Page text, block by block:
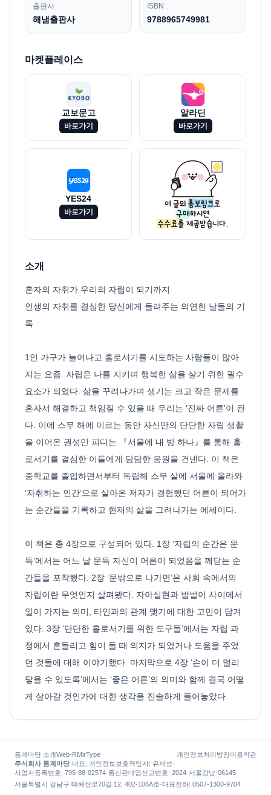
출판사
해냄출판사
ISBN
9788965749981
마켓플레이스
교보문고
바로가기
알라딘
바로가기
YES24
바로가기
소개
혼자의 자취가 우리의 자립이 되기까지
인생의 자취를 결심한 당신에게 들려주는 의연한 날들의 기
록
1인 가구가 늘어나고 홀로서기를 시도하는 사람들이 많아
지는 요즘. 자립은 나를 지키며 행복한 삶을 살기 위한 필수
요소가 되었다. 삶을 꾸려나가며 생기는 크고 작은 문제를
혼자서 해결하고 책임질 수 있을 때 우리는 ‘진짜 어른’이 된
다. 이에 스무 해에 이르는 동안 자신만의 단단한 자립 생활
을 이어온 권성민 피디는 『서울에 내 방 하나』를 통해 홀
로서기를 결심한 이들에게 담담한 응원을 건넨다. 이 책은
중학교를 졸업하면서부터 독립해 스무 살에 서울에 올라와
‘자취하는 인간’으로 살아온 저자가 경험했던 어른이 되어가
는 순간들을 기록하고 현재의 삶을 그려나가는 에세이다.
이 책은 총 4장으로 구성되어 있다. 1장 ‘자립의 순간은 문
득’에서는 어느 날 문득 자신이 어른이 되었음을 깨닫는 순
간들을 포착했다. 2장 ‘문밖으로 나가면’은 사회 속에서의
자립이란 무엇인지 살펴봤다. 자아실현과 밥벌이 사이에서
일이 가지는 의미, 타인과의 관계 맺기에 대한 고민이 담겨
있다. 3장 ‘단단한 홀로서기를 위한 도구들’에서는 자립 과
정에서 흔들리고 힘이 들 때 의지가 되었거나 도움을 주었
던 것들에 대해 이야기했다. 마지막으로 4장 ‘손이 더 멀리
닿을 수 있도록’에서는 ‘좋은 어른’의 의미와 함께 결국 어떻
게 살아갈 것인가에 대한 생각을 진솔하게 풀어놓았다.
통계마당 소개Web-RMirType 개인정보처리방침이용약관
주식회사 통계마당·대표, 개인정보보호책임자: 유재성·
사업자등록번호: 795-88-02574·통신판매업신고번호: 2024-서울강남-06145
서울특별시 강남구 테헤란로70길 12, 402-106A호·대표전화: 0507-1300-9704